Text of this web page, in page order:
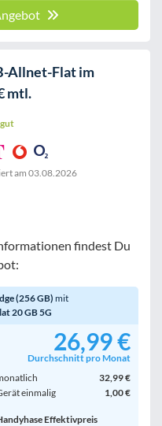
Allnet-Flat im
mtl.
gut
am03.08.2026
findest Du
(256 GB) mit
20 GB 5G
26,99 €
Durchschnitt pro Monat
32,99 €
einmalig
1,00 €
Effektivpreis